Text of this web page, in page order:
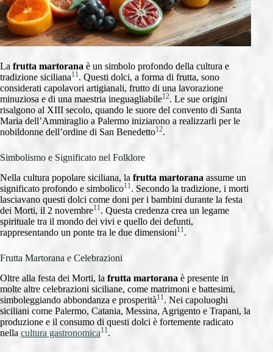
La frutta martorana è un simbolo profondo della cultura e
tradizione siciliana11. Questi dolci, a forma di frutta, sono
considerati capolavori artigianali, frutto di una lavorazione
minuziosa e di una maestria ineguagliabile12. Le sue origini
risalgono al XIII secolo, quando le suore del convento di Santa
Maria dell’Ammiraglio a Palermo iniziarono a realizzarli per le
nobildonne dell’ordine di San Benedetto12.
Simbolismo e Significato nel Folklore
Nella cultura popolare siciliana, la frutta martorana assume un
significato profondo e simbolico11. Secondo la tradizione, i morti
lasciavano questi dolci come doni per i bambini durante la festa
dei Morti, il 2 novembre11. Questa credenza crea un legame
spirituale tra il mondo dei vivi e quello dei defunti,
rappresentando un ponte tra le due dimensioni11.
Frutta Martorana e Celebrazioni
Oltre alla festa dei Morti, la frutta martorana è presente in
molte altre celebrazioni siciliane, come matrimoni e battesimi,
simboleggiando abbondanza e prosperità11 . Nei capoluoghi
siciliani come Palermo, Catania, Messina, Agrigento e Trapani, la
produzione e il consumo di questi dolci è fortemente radicato
nella cultura gastronomica11 .